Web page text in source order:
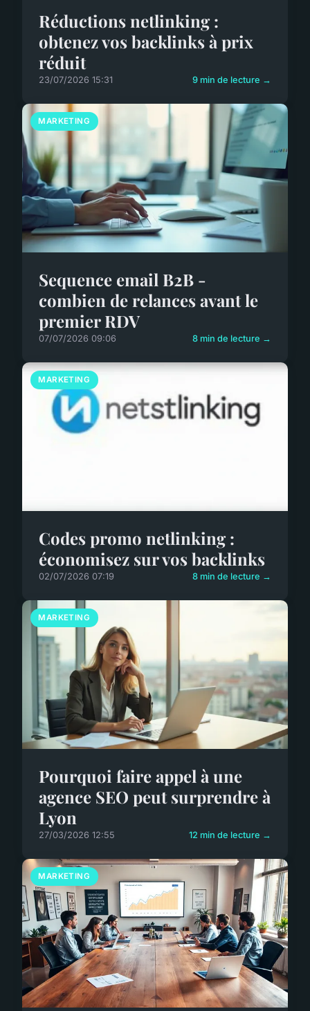
Réductions netlinking :
obtenez vos backlinks à prix
réduit
23/07/2026 15:31 9 min de lecture →
MARKETING
Sequence email B2B -
combien de relances avant le
premier RDV
07/07/2026 09:06 8 min de lecture →
MARKETING
Codes promo netlinking :
économisez sur vos backlinks
02/07/2026 07:19 8 min de lecture →
MARKETING
Pourquoi faire appel à une
agence SEO peut surprendre à
Lyon
27/03/2026 12:55 12 min de lecture →
MARKETING